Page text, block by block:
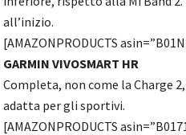
all’inizio.
[AMAZONPRODUCTS
GARMIN VIVOSMART HR
Completa, non come la Charge
adatta per gli sportivi.
[AMAZONPRODUCTS